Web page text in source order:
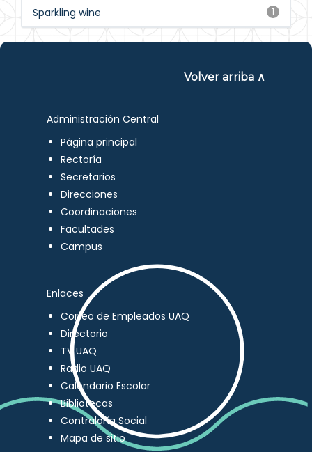
1
Sparkling wine
Volver arriba ∧
Administración Central
Página principal
Rectoría
Secretarios
Direcciones
Coordinaciones
Facultades
Campus
Enlaces
Correo de Empleados UAQ
Directorio
TV UAQ
Radio UAQ
Calendario Escolar
Bibliotecas
Contraloría Social
Mapa de sitio